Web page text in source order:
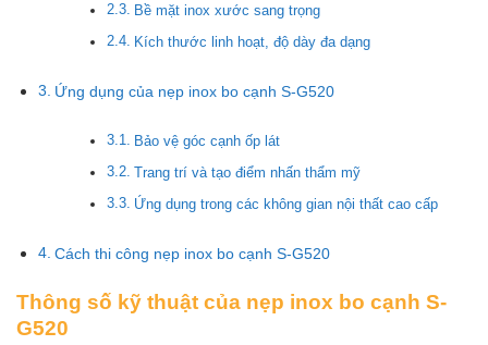
Bề mặt inox xước sang trọng
Kích thước linh hoạt, độ dày đa dạng
Ứng dụng của nẹp inox bo cạnh S-G520
Bảo vệ góc cạnh ốp lát
Trang trí và tạo điểm nhấn thẩm mỹ
Ứng dụng trong các không gian nội thất cao cấp
Cách thi công nẹp inox bo cạnh S-G520
Thông số kỹ thuật của nẹp inox bo cạnh S-
G520